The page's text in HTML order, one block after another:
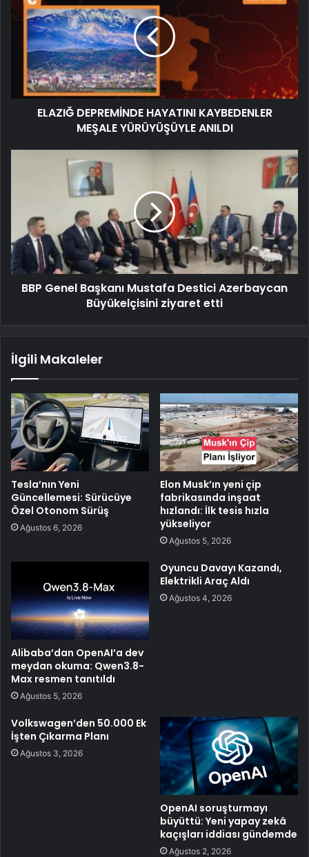
ELAZIĞ DEPREMİNDE HAYATINI KAYBEDENLER
MEŞALE YÜRÜYÜŞÜYLE ANILDI
BBP Genel Başkanı Mustafa Destici Azerbaycan
Büyükelçisini ziyaret etti
İlgili Makaleler
Tesla’nın Yeni
Güncellemesi: Sürücüye
Özel Otonom Sürüş
Ağustos 6, 2026
Elon Musk’ın yeni çip
fabrikasında inşaat
hızlandı: İlk tesis hızla
yükseliyor
Ağustos 5, 2026
Alibaba’dan OpenAI’a dev
meydan okuma: Qwen3.8-
Max resmen tanıtıldı
Ağustos 5, 2026
Oyuncu Davayı Kazandı,
Elektrikli Araç Aldı
Ağustos 4, 2026
Volkswagen’den 50.000 Ek
İşten Çıkarma Planı
Ağustos 3, 2026
OpenAI soruşturmayı
büyüttü: Yeni yapay zekâ
kaçışları iddiası gündemde
Ağustos 2, 2026